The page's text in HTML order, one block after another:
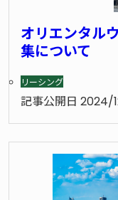
オリエンタル
集について
リーシング
記事公開日 2024/